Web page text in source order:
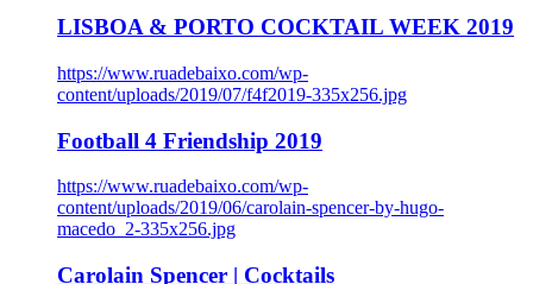
LISBOA & PORTO COCKTAIL WEEK 2019
https://www.ruadebaixo.com/wp-
content/uploads/2019/07/f4f2019-335x256.jpg
Football 4 Friendship 2019
https://www.ruadebaixo.com/wp-
content/uploads/2019/06/carolain-spencer-by-hugo-
macedo_2-335x256.jpg
Carolain Spencer | Cocktails